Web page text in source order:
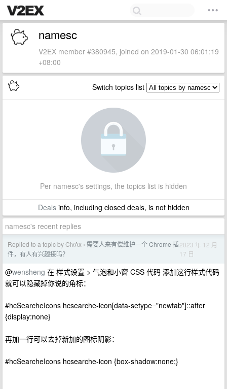
namesc
V2EX member #380945, joined on 2019-01-30 06:01:19
+08:00
Switch topics list
Per namesc's settings, the topics list is hidden
Dealsinfo, including closed deals, is not hidden
namesc's recent replies
Replied to a topic by CivAx › 需要人来有偿维护一个 Chrome 插
件，有人有兴趣接吗？
2023 年 12 月
17 日
@wensheng 在 样式设置 > 气泡和小窗 CSS 代码 添加这行样式代码
就可以隐藏掉你说的角标：
#hcSearcheIcons hcsearche-icon[data-setype="newtab"]::after
{display:none}
再加一行可以去掉新加的图标阴影：
#hcSearcheIcons hcsearche-icon {box-shadow:none;}